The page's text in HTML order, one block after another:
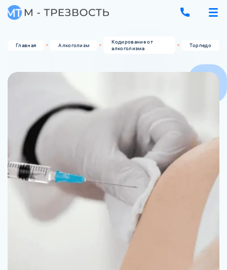
Главная Алкоголизм
Кодирование от
алкоголизма
Торпедо